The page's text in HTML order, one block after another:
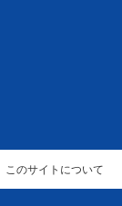
このサイトについて